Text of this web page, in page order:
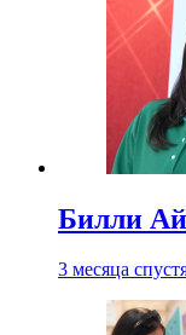
Билли
3 месяца